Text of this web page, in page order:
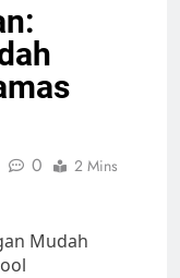
0 2 Mins
Mudah